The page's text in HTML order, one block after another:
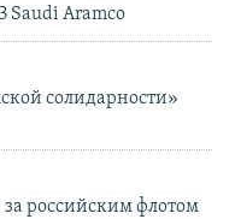
Saudi Aramco
солидарности»
российским флотом